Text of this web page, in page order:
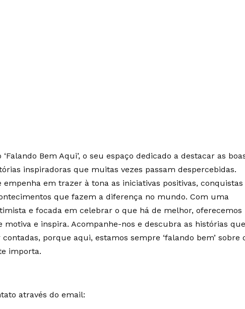
‘Falando Bem Aqui’, o seu espaço dedicado a destacar as
inspiradoras que muitas vezes passam despercebidas.
empenha em trazer à tona as iniciativas positivas, conquistas
que fazem a diferença no mundo. Com uma
e focada em celebrar o que há de melhor, oferecemos
motiva e inspira. Acompanhe-nos e descubra as histórias que
porque aqui, estamos sempre ‘falando bem’ sobre
importa.
através do email: